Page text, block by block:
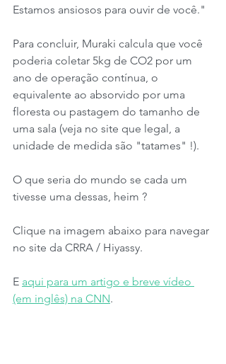
Estamos ansiosos para ouvir de você."
Para concluir, Muraki calcula que você
poderia coletar 5kg de CO2 por um
ano de operação contínua, o
equivalente ao absorvido por uma
floresta ou pastagem do tamanho de
uma sala (veja no site que legal, a
unidade de medida são "tatames" !).
O que seria do mundo se cada um
tivesse uma dessas, heim ?
Clique na imagem abaixo para navegar
no site da CRRA / Hiyassy.
E aqui para um artigo e breve vídeo
(em inglês) na CNN.